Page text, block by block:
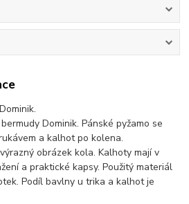
Dominik. Pánské pyžamo se
a kalhot po kolena.
obrázek kola. Kalhoty mají v
a praktické kapsy. Použitý materiál
Podíl bavlny u trika a kalhot je